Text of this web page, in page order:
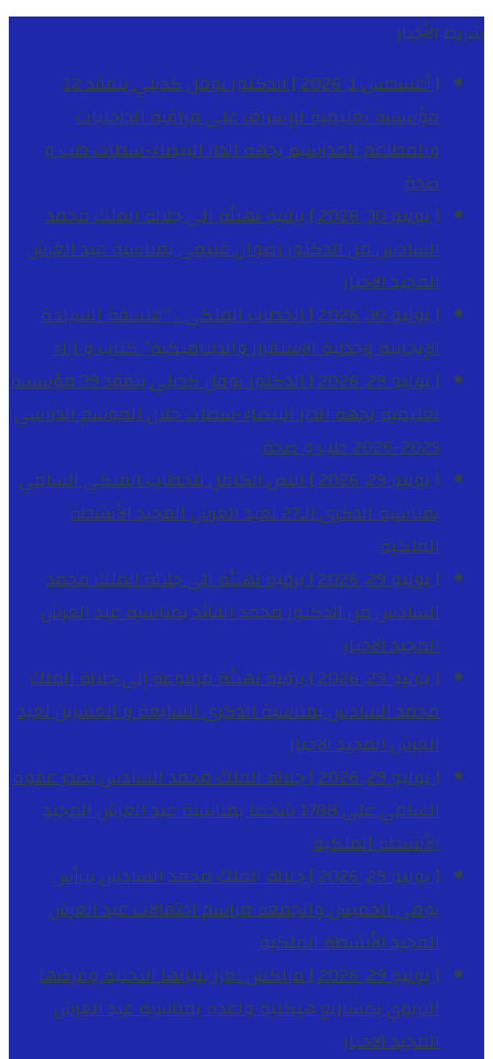
شريط الأخبار
[ أغسطس 1, 2026 ]
الدكتور نوفل كديلي يتفقد 12
مؤسسة تعليمية للإشراف على مراقبة الداخليات
والمطاعم المدرسية بجهة الدار البيضاء-سطاتطب و
صحة
[ يوليو 30, 2026 ]
برقية تهنئة الى جلالة الملك محمد
السادس من الدكتور رضوان غنيمي بمناسبة عيد العرش
المجيدالاخبار
[ يوليو 30, 2026 ]
الخطاب الملكي .. “فلسفة السيادة
الإيجابية وجدلية الاستقرار والديناميكية”كتاب و اراء
[ يوليو 29, 2026 ]
الدكتور نوفل كديلي يتفقد 39 مؤسسة
تعليمية بجهة الدار البيضاء-سطات خلال الموسم الدراسي
2025-2026
طب و صحة
[ يوليو 29, 2026 ]
النص الكامل للخطاب الملكي السامي
بمناسبة الذكرى الـ27 لعيد العرش المجيد
الأنشطة
الملكية
[ يوليو 29, 2026 ]
برقية تهنئة الى جلالة الملك محمد
السادس من الدكتور محمد الفائد بمناسبة عيد العرش
المجيدالاخبار
[ يوليو 29, 2026 ]
برقية تهنئة مرفوعة إلى جلالة الملك
محمد السادس بمناسبة الذكرى السابعة و العشرين لعيد
العرش المجيدالاخبار
[ يوليو 29, 2026 ]
جلالة الملك محمد السادس يصدر عفوه
السامي على 1788 شخصا بمناسبة عيد العرش المجيد
الأنشطة الملكية
[ يوليو 29, 2026 ]
جلالة الملك محمد السادس يترأس
يومي الخميس والجمعة مراسم احتفالات عيد العرش
المجيدالأنشطة الملكية
[ يوليو 29, 2026 ]
مراكش تعزز بنياتها التحتية وعرضها
التربوي بمشاريع هيكلية واعدة بمناسبة عيد العرش
المجيدالاخبار